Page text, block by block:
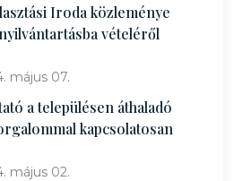
Iroda közleménye
vételéről
május 07.
a településen áthaladó
kapcsolatosan
május 02.